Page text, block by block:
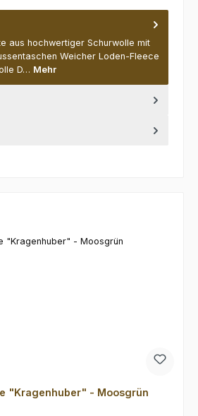
aus hochwertiger Schurwolle mit
Weicher Loden-Fleece
D… Mehr
"Kragenhuber" - Moosgrün